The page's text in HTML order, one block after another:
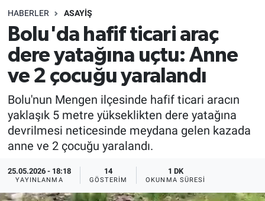
HABERLER ASAYİŞ
Bolu'da hafif ticari araç
dere yatağına uçtu: Anne
ve 2 çocuğu yaralandı
Bolu'nun Mengen ilçesinde hafif ticari aracın
yaklaşık 5 metre yükseklikten dere yatağına
devrilmesi neticesinde meydana gelen kazada
anne ve 2 çocuğu yaralandı.
25.05.2026 - 18:18
YAYINLANMA
14
GÖSTERIM
1 DK
OKUNMA SÜRESI